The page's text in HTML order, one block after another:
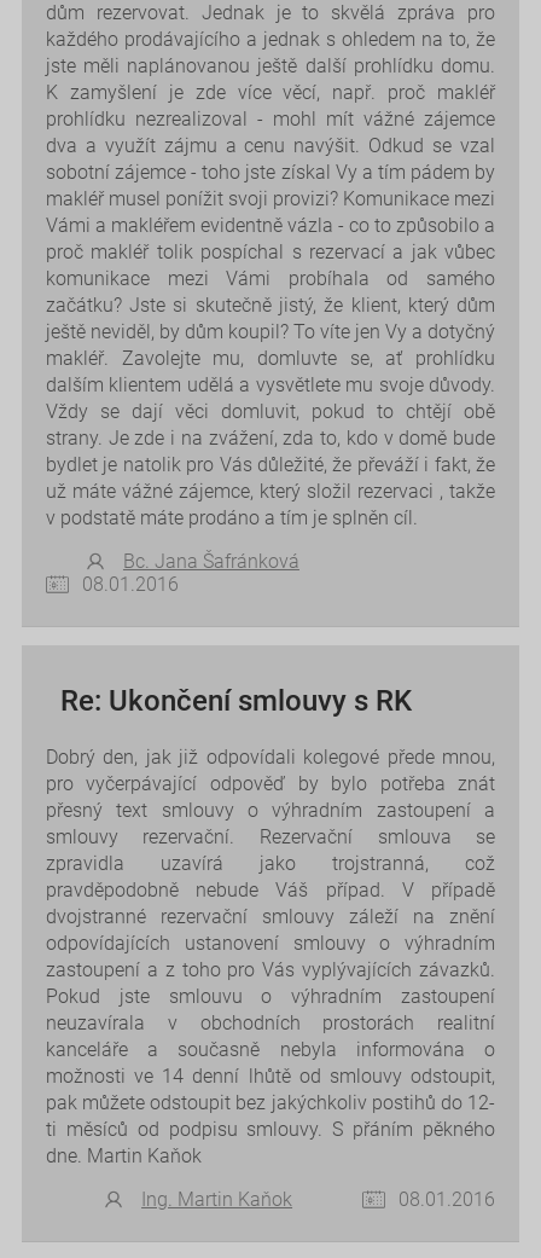
dům rezervovat. Jednak je to skvělá zpráva pro
každého prodávajícího a jednak s ohledem na to, že
jste měli naplánovanou ještě další prohlídku domu.
K zamyšlení je zde více věcí, např. proč makléř
prohlídku nezrealizoval - mohl mít vážné zájemce
dva a využít zájmu a cenu navýšit. Odkud se vzal
sobotní zájemce - toho jste získal Vy a tím pádem by
makléř musel ponížit svoji provizi? Komunikace mezi
Vámi a makléřem evidentně vázla - co to způsobilo a
proč makléř tolik pospíchal s rezervací a jak vůbec
komunikace mezi Vámi probíhala od samého
začátku? Jste si skutečně jistý, že klient, který dům
ještě neviděl, by dům koupil? To víte jen Vy a dotyčný
makléř. Zavolejte mu, domluvte se, ať prohlídku
dalším klientem udělá a vysvětlete mu svoje důvody.
Vždy se dají věci domluvit, pokud to chtějí obě
strany. Je zde i na zvážení, zda to, kdo v domě bude
bydlet je natolik pro Vás důležité, že převáží i fakt, že
už máte vážné zájemce, který složil rezervaci , takže
v podstatě máte prodáno a tím je splněn cíl.
Bc. Jana Šafránková
08.01.2016
Re: Ukončení smlouvy s RK
Dobrý den, jak již odpovídali kolegové přede mnou,
pro vyčerpávající odpověď by bylo potřeba znát
přesný text smlouvy o výhradním zastoupení a
smlouvy rezervační. Rezervační smlouva se
zpravidla uzavírá jako trojstranná, což
pravděpodobně nebude Váš případ. V případě
dvojstranné rezervační smlouvy záleží na znění
odpovídajících ustanovení smlouvy o výhradním
zastoupení a z toho pro Vás vyplývajících závazků.
Pokud jste smlouvu o výhradním zastoupení
neuzavírala v obchodních prostorách realitní
kanceláře a současně nebyla informována o
možnosti ve 14 denní lhůtě od smlouvy odstoupit,
pak můžete odstoupit bez jakýchkoliv postihů do 12-
ti měsíců od podpisu smlouvy. S přáním pěkného
dne. Martin Kaňok
Ing. Martin Kaňok
08.01.2016